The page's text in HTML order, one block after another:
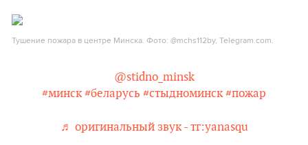
Тушение пожара в центре Минска. Фото: @mchs112by, Telegram.com.
@stidno_minsk
#минск #беларусь #стыдноминск #пожар
♬ оригинальный звук - тг:yanasqu